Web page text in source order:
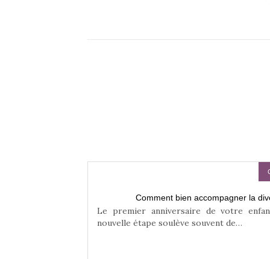
Comment bien accompagner la
Le premier anniversaire de votre
nouvelle étape soulève souvent de…